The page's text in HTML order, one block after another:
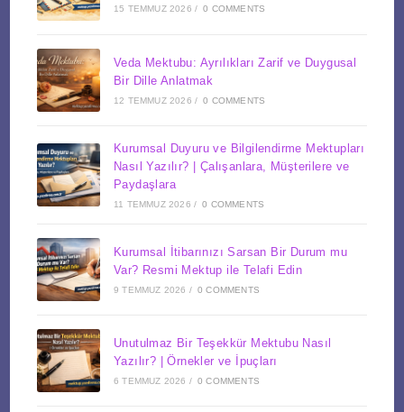
15 TEMMUZ 2026 / 0 COMMENTS
Veda Mektubu: Ayrılıkları Zarif ve Duygusal
Bir Dille Anlatmak
12 TEMMUZ 2026 / 0 COMMENTS
Kurumsal Duyuru ve Bilgilendirme Mektupları
Nasıl Yazılır? | Çalışanlara, Müşterilere ve
Paydaşlara
11 TEMMUZ 2026 / 0 COMMENTS
Kurumsal İtibarınızı Sarsan Bir Durum mu
Var? Resmi Mektup ile Telafi Edin
9 TEMMUZ 2026 / 0 COMMENTS
Unutulmaz Bir Teşekkür Mektubu Nasıl
Yazılır? | Örnekler ve İpuçları
6 TEMMUZ 2026 / 0 COMMENTS